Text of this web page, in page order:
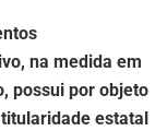
na medida em
possui por objeto
estatal